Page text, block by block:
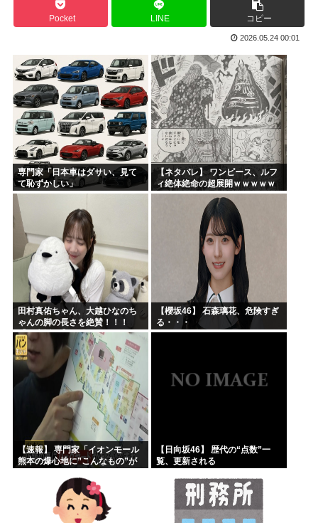
高市総書記に逆らった財務官僚、左遷されるwww
ヒロアカ見たらまじで好きになったんやが
韓国人「日本には韓国みたいなドラッグストアがないので韓国...
宮崎駿「声優は娼婦のような声」←これ正論すぎるよな
なんかおもろい漫画ない?
バンダイナムコ決算、プリキュアが前年比大幅減少
財務省のエース、左遷
韓国人「地震で高市早苗ちゃんは北朝鮮の金正恩と比較され完...
山本五十六「明日は真珠湾攻撃か…なんやこれ、デスノート？...
Pocket LINE コピー
2026.05.24 00:01
専門家「日本車はダサい、見て
て恥ずかしい」
【ネタバレ】 ワンピース、ルフ
ィ絶体絶命の超展開ｗｗｗｗｗ
ｗｗｗｗｗｗｗｗｗｗｗｗｗｗ
ｗｗｗｗｗｗｗｗｗｗｗｗｗｗ
ｗｗｗｗｗｗｗｗｗｗｗｗ...
田村真佑ちゃん、大越ひなのち
ゃんの脚の長さを絶賛！！！
【乃木坂46】
【櫻坂46】 石森璃花、危険すぎ
る・・・
【速報】 専門家「イオンモール
熊本の爆心地に”こんなもの”が
【日向坂46】 歴代の“点数”一
覧、更新される